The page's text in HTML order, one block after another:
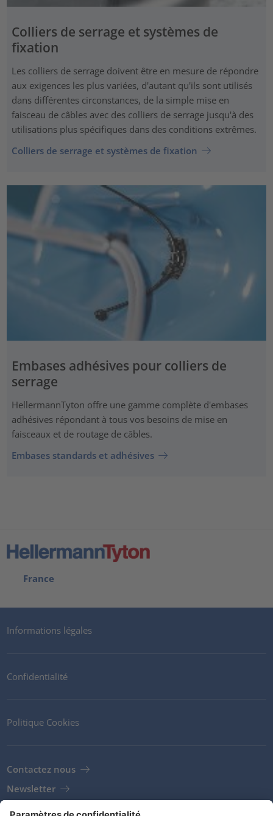
Colliers de serrage et systèmes de
fixation
Les colliers de serrage doivent être en mesure de répondre
aux exigences les plus variées, d'autant qu'ils sont utilisés
dans différentes circonstances, de la simple mise en
faisceau de câbles avec des colliers de serrage jusqu'à des
utilisations plus spécifiques dans des conditions extrêmes.
Colliers de serrage et systèmes de fixation
Embases adhésives pour colliers de
serrage
HellermannTyton offre une gamme complète d'embases
adhésives répondant à tous vos besoins de mise en
faisceaux et de routage de câbles.
Embases standards et adhésives
France
Informations légales
Confidentialité
Politique Cookies
Contactez nous
Newsletter